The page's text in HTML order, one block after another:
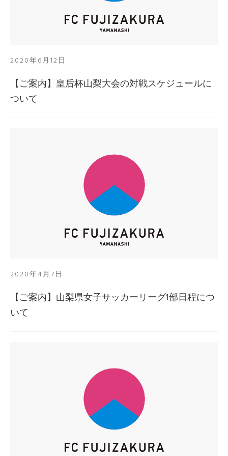
2020年6月12日
【ご案内】皇后杯山梨大会の対戦スケジュールに
ついて
2020年4月7日
【ご案内】山梨県女子サッカーリーグ1部日程につ
いて